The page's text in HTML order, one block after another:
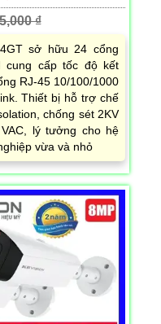
₫
sở hữu 24 cổng
cung cấp tốc độ kết
RJ-45 10/100/1000
Thiết bị hỗ trợ chế
chống sét 2KV
lý tưởng cho hệ
vừa và nhỏ